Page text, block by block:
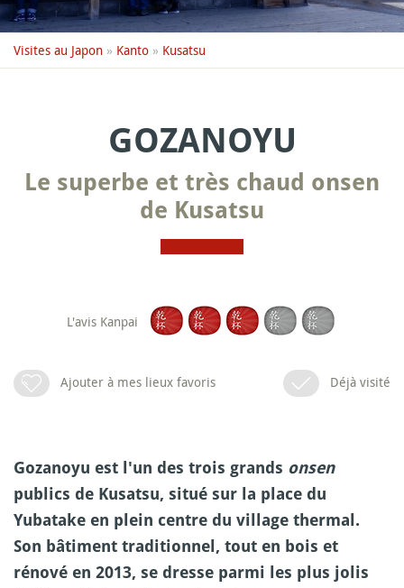
Visites au Japon » Kanto » Kusatsu
GOZANOYU
Le superbe et très chaud onsen
de Kusatsu
L'avis Kanpai
Ajouter à mes lieux favoris Déjà visité
Gozanoyu est l'un des trois grands onsen
publics de Kusatsu, situé sur la place du
Yubatake en plein centre du village thermal.
Son bâtiment traditionnel, tout en bois et
rénové en 2013, se dresse parmi les plus jolis